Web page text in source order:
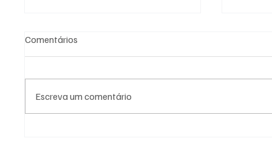
Comentários
Escreva um comentário